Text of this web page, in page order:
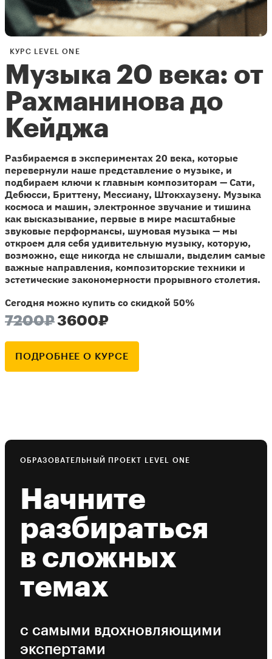
КУРС LEVEL ONE
Музыка 20 века: от
Рахманинова до
Кейджа
Разбираемся в экспериментах 20 века, которые
перевернули наше представление о музыке, и
подбираем ключи к главным композиторам — Сати,
Дебюсси, Бриттену, Мессиану, Штокхаузену. Музыка
космоса и машин, электронное звучание и тишина
как высказывание, первые в мире масштабные
звуковые перформансы, шумовая музыка — мы
откроем для себя удивительную музыку, которую,
возможно, еще никогда не слышали, выделим самые
важные направления, композиторские техники и
эстетические закономерности прорывного столетия.
Сегодня можно купить со скидкой 50%
7200₽3600₽
ПОДРОБНЕЕ О КУРСЕ
ОБРАЗОВАТЕЛЬНЫЙ ПРОЕКТ LEVEL ONE
Начните
разбираться
в сложных
темах
с самыми вдохновляющими
экспертами